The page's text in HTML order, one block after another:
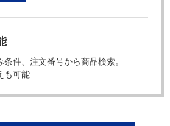
件、注文番号から商品検索。
も可能